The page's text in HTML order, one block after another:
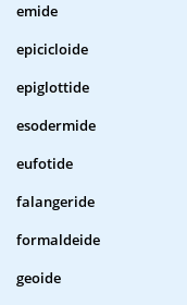
emide
epicicloide
epiglottide
esodermide
eufotide
falangeride
formaldeide
geoide